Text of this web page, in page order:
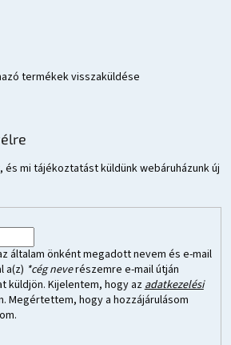
termékek visszaküldése
és mi tájékoztatást küldünk webáruházunk új
általam önként megadott nevem és e-mail
a(z) *cég neverészemre e-mail útján
küldjön. Kijelentem, hogy az adatkezelési
Megértettem, hogy a hozzájárulásom